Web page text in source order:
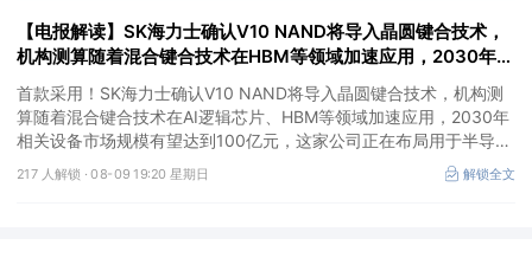
【电报解读】SK海力士确认V10 NAND将导入晶圆键合技术，
机构测算随着混合键合技术在HBM等领域加速应用，2030年相
关设备市场规模有望达到100亿元，这家公司正布局用于半导体
存储器产品的测试设备
首款采用！SK海力士确认V10 NAND将导入晶圆键合技术，机构测
算随着混合键合技术在AI逻辑芯片、HBM等领域加速应用，2030年
相关设备市场规模有望达到100亿元，这家公司正在布局用于半导体
存储器产品的测试设备，另一家混合键合设备相关收入占总营收的比
重约为2%。
217 人解锁 ·08-09 19:20 星期日 解锁全文